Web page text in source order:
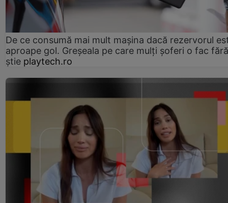
De ce consumă mai mult mașina dacă rezervorul
aproape gol. Greșeala pe care mulți șoferi o fac
știe playtech.ro